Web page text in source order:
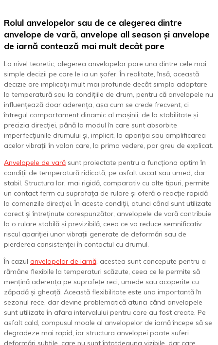
Rolul anvelopelor sau de ce alegerea dintre
anvelope de vară, anvelope all season și anvelope
de iarnă contează mai mult decât pare
La nivel teoretic, alegerea anvelopelor pare una dintre cele mai
simple decizii pe care le ia un șofer. În realitate, însă, această
decizie are implicații mult mai profunde decât simpla adaptare
la temperatură sau la condițiile de drum, pentru că anvelopele nu
influențează doar aderența, așa cum se crede frecvent, ci
întregul comportament dinamic al mașinii, de la stabilitate și
precizia direcției, până la modul în care sunt absorbite
imperfecțiunile drumului și, implicit, la apariția sau amplificarea
acelor vibrații în volan care, la prima vedere, par greu de explicat.
Anvelopele de vară sunt proiectate pentru a funcționa optim în
condiții de temperatură ridicată, pe asfalt uscat sau umed, dar
stabil. Structura lor, mai rigidă, comparativ cu alte tipuri, permite
un contact ferm cu suprafața de rulare și oferă o reacție rapidă
la comenzile direcției. În aceste condiții, atunci când sunt utilizate
corect și întreținute corespunzător, anvelopele de vară contribuie
la o rulare stabilă și previzibilă, ceea ce va reduce semnificativ
riscul apariției unor vibrații generate de deformări sau de
pierderea consistenței în contactul cu drumul.
În cazul anvelopelor de iarnă, acestea sunt concepute pentru a
rămâne flexibile la temperaturi scăzute, ceea ce le permite să
mențină aderența pe suprafețe reci, umede sau acoperite cu
zăpadă și gheață. Această flexibilitate este una importantă în
sezonul rece, dar devine problematică atunci când anvelopele
sunt utilizate în afara intervalului pentru care au fost create. Pe
asfalt cald, compusul moale al anvelopelor de iarnă începe să se
degradeze mai rapid, iar structura anvelopei poate suferi